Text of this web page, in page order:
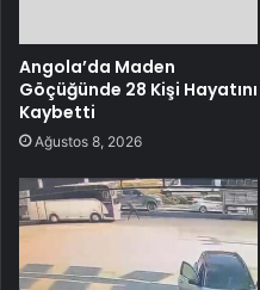
Angola’da Maden
Göçüğünde 28 Kişi Hayatını
Kaybetti
Ağustos 8, 2026